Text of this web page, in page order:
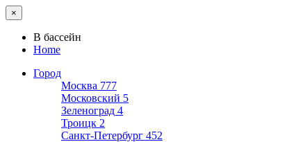
×
В бассейн
Home
Город
Москва 777
Московский 5
Зеленоград 4
Троицк 2
Санкт-Петербург 452